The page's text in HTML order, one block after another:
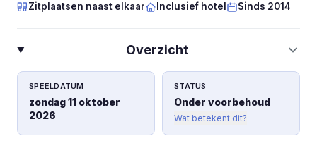
Zitplaatsen naast elkaar
Inclusief hotel Sinds 2014
Overzicht
SPEELDATUM
zondag 11 oktober
2026
STATUS
Onder voorbehoud
Wat betekent dit?